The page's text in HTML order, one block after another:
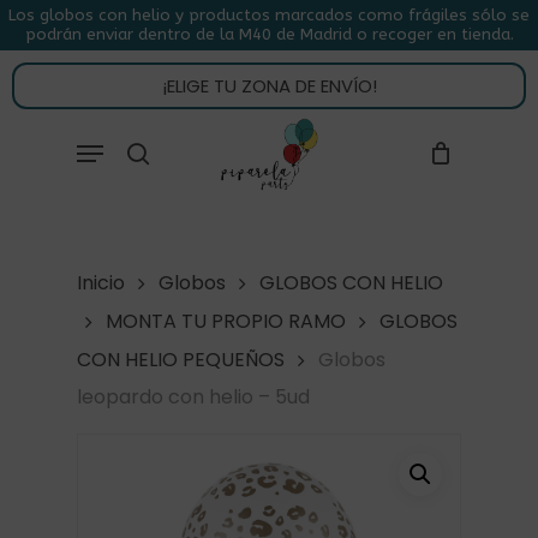
Skip
to
main
content
Los globos con helio y productos marcados como frágiles sólo se
podrán enviar dentro de la M40 de Madrid o recoger en tienda.
¡ELIGE TU ZONA DE ENVÍO!
Menu
CARRITO CLOSE
CART
Inicio Globos
GLOBOS CON HELIO
MONTA TU PROPIO RAMO
GLOBOS
CON HELIO PEQUEÑOS
Globos
leopardo con helio – 5ud
Menu